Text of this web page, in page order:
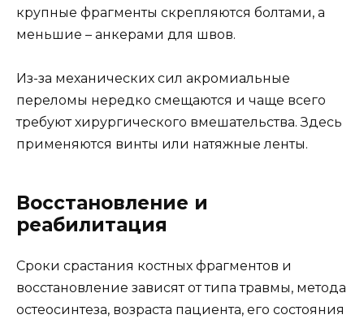
крупные фрагменты скрепляются болтами, а
меньшие – анкерами для швов.
Из-за механических сил акромиальные
переломы нередко смещаются и чаще всего
требуют хирургического вмешательства. Здесь
применяются винты или натяжные ленты.
Восстановление и
реабилитация
Сроки срастания костных фрагментов и
восстановление зависят от типа травмы, метода
остеосинтеза, возраста пациента, его состояния